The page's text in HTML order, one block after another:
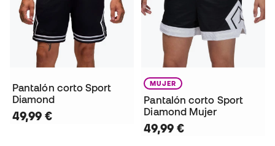
Pantalón corto Sport
Diamond
49,99 €
MUJER
Pantalón corto Sport
Diamond Mujer
49,99 €